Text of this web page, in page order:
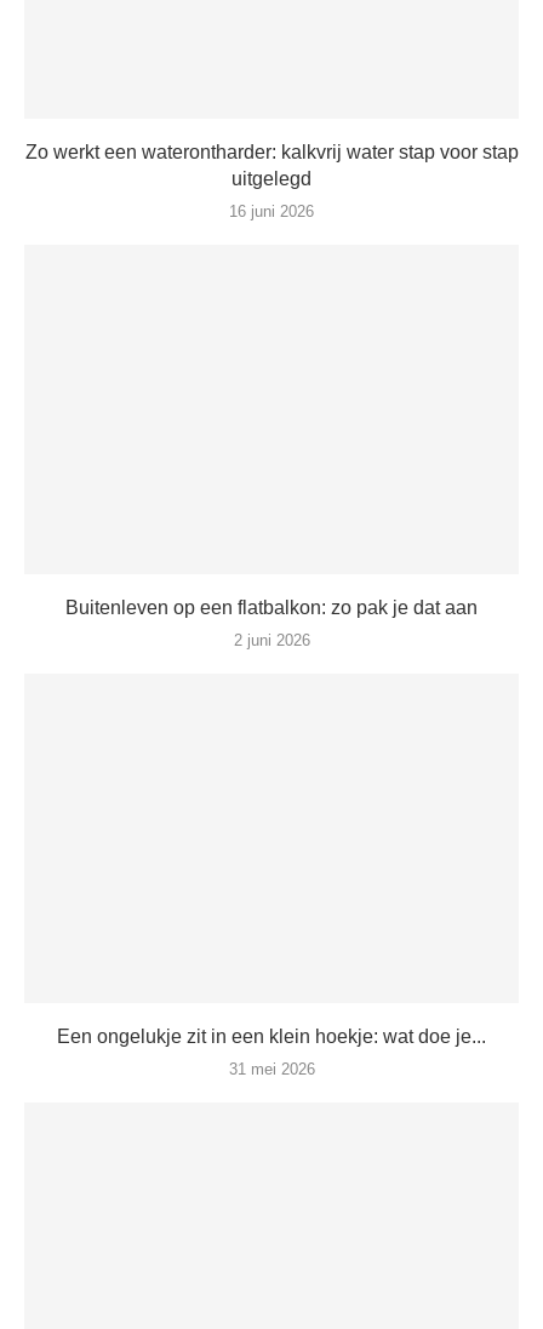
Zo werkt een waterontharder: kalkvrij water stap voor stap
uitgelegd
16 juni 2026
Buitenleven op een flatbalkon: zo pak je dat aan
2 juni 2026
Een ongelukje zit in een klein hoekje: wat doe je...
31 mei 2026